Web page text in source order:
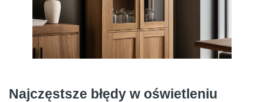
Najczęstsze błędy w oświetleniu